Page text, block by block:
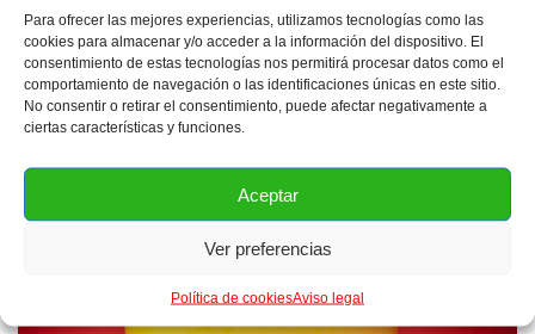
Para ofrecer las mejores experiencias, utilizamos tecnologías como las
cookies para almacenar y/o acceder a la información del dispositivo. El
consentimiento de estas tecnologías nos permitirá procesar datos como el
comportamiento de navegación o las identificaciones únicas en este sitio.
No consentir o retirar el consentimiento, puede afectar negativamente a
ciertas características y funciones.
Aceptar
Ver preferencias
Política de cookiesAviso legal